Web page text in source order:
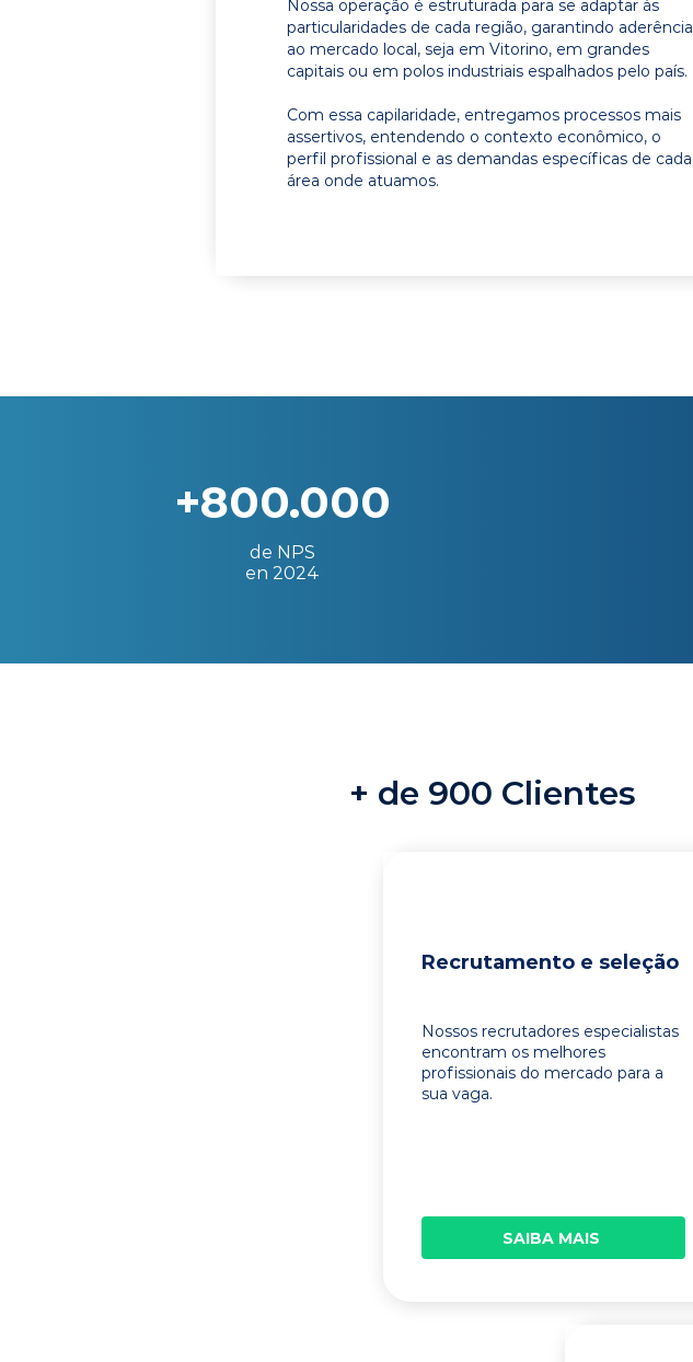
Nossa operação é estruturada para se adaptar às
particularidades de cada região, garantindo aderência
ao mercado local, seja em Vitorino, em grandes
capitais ou em polos industriais espalhados pelo país.
Com essa capilaridade, entregamos processos mais
assertivos, entendendo o contexto econômico, o
perfil profissional e as demandas específicas de cada
área onde atuamos.
+800.000
de NPS
en 2024
+ de 900 Clientes
Recrutamento e seleção
Nossos recrutadores especialistas
encontram os melhores
profissionais do mercado para a
sua vaga.
SAIBA MAIS